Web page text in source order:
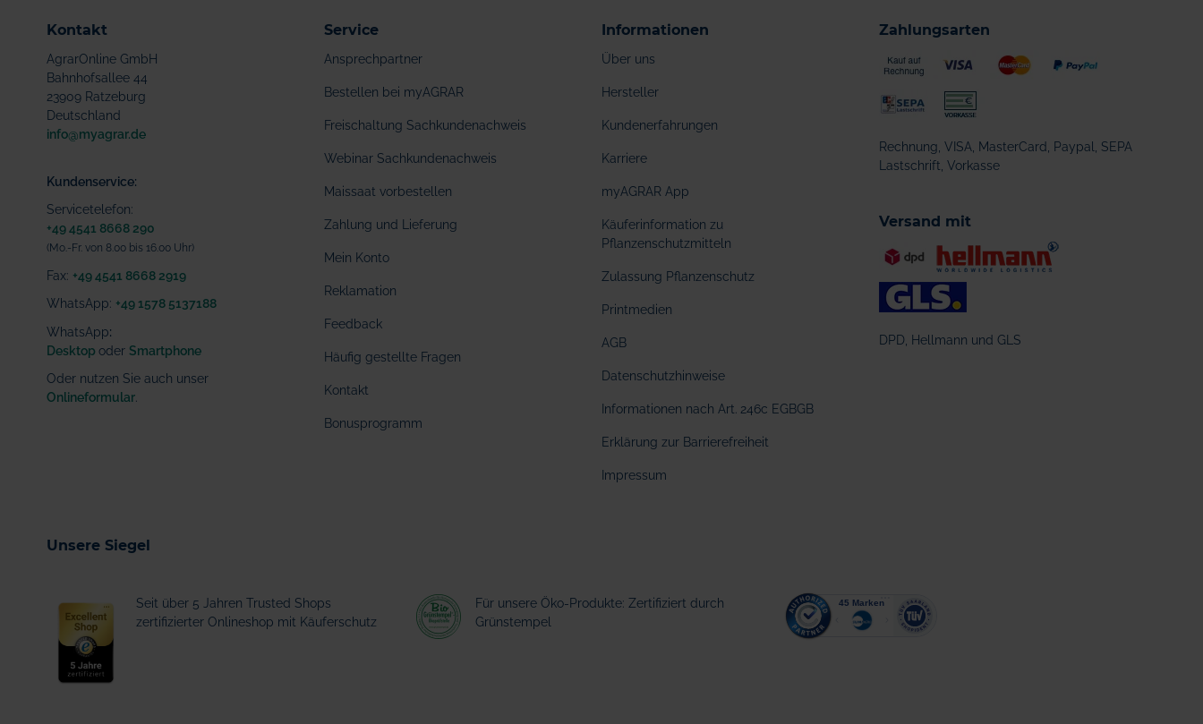
Kontakt
AgrarOnline GmbH
Bahnhofsallee 44
23909 Ratzeburg
Deutschland
info@myagrar.de
Kundenservice:
Servicetelefon:
+49 4541 8668 290
(Mo.-Fr. von 8.00 bis 16.00 Uhr)
Fax: +49 4541 8668 2919
WhatsApp: +49 1578 5137188
WhatsApp:
Desktop oder Smartphone
Oder nutzen Sie auch unser
Onlineformular
Service
Ansprechpartner
Bestellen bei myAGRAR
Freischaltung Sachkundenachweis
Webinar Sachkundenachweis
Maissaat vorbestellen
Zahlung und Lieferung
Mein Konto
Reklamation
Feedback
Häufig gestellte Fragen
Kontakt
Bonusprogramm
Informationen
Über uns
Hersteller
Kundenerfahrungen
Karriere
myAGRAR App
Käuferinformation zu
Pflanzenschutzmitteln
Zulassung Pflanzenschutz
Printmedien
AGB
Datenschutzhinweise
Informationen nach Art. 246c EGBGB
Erklärung zur Barrierefreiheit
Impressum
Zahlungsarten
Rechnung, VISA, MasterCard, Paypal, SEPA
Lastschrift, Vorkasse
Versand mit
DPD, Hellmann und GLS
Unsere Siegel
Seit über 5 Jahren Trusted Shops
zertifizierter Onlineshop mit Käuferschutz
Für unsere Öko-Produkte: Zertifiziert durch
Grünstempel